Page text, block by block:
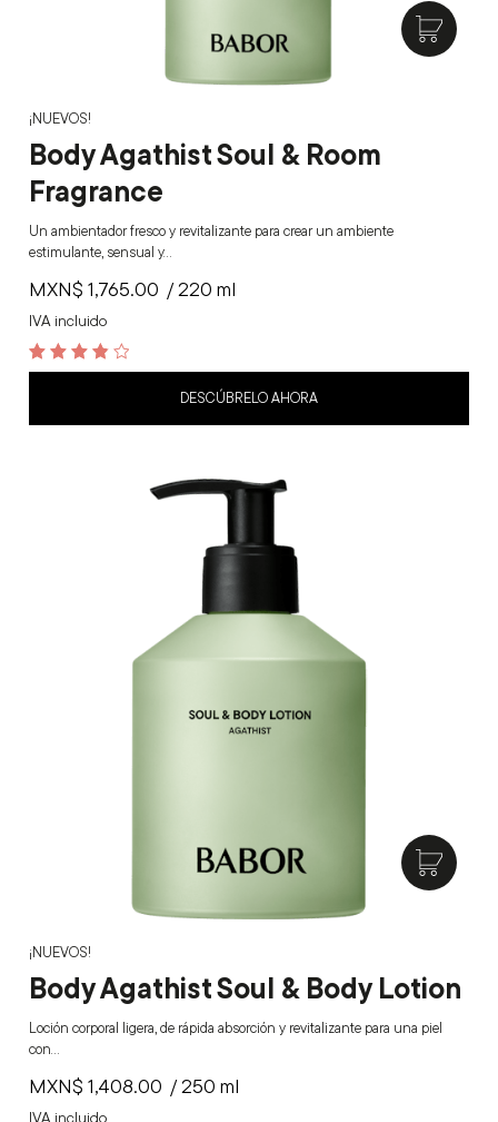
¡NUEVOS!
Body Agathist Soul & Room
Fragrance
Un ambientador fresco y revitalizante para crear un ambiente
estimulante, sensual y…
MXN$ 1,765.00
IVA incluido
/ 220 ml
3.9
DESCÚBRELO AHORA
¡NUEVOS!
Body Agathist Soul & Body Lotion
Loción corporal ligera, de rápida absorción y revitalizante para una piel
con…
MXN$ 1,408.00
IVA incluido
/ 250 ml